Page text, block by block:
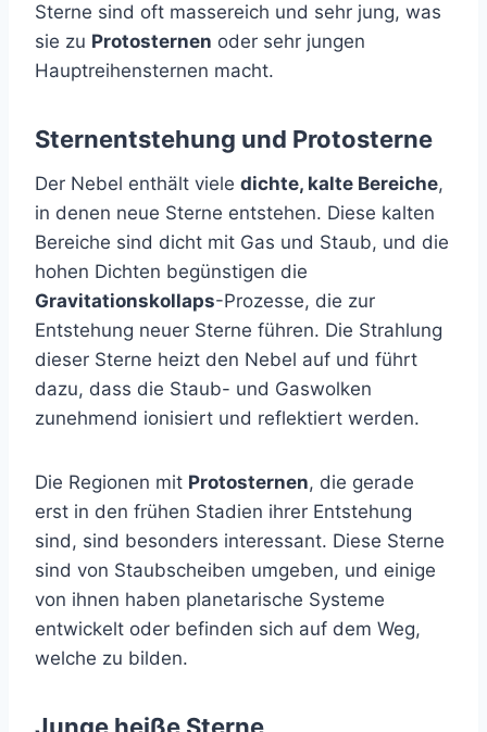
Sterne sind oft massereich und sehr jung, was
sie zu Protosternen oder sehr jungen
Hauptreihensternen macht.
Sternentstehung und Protosterne
Der Nebel enthält viele dichte, kalte Bereiche,
in denen neue Sterne entstehen. Diese kalten
Bereiche sind dicht mit Gas und Staub, und die
hohen Dichten begünstigen die
Gravitationskollaps-Prozesse, die zur
Entstehung neuer Sterne führen. Die Strahlung
dieser Sterne heizt den Nebel auf und führt
dazu, dass die Staub- und Gaswolken
zunehmend ionisiert und reflektiert werden.
Die Regionen mit Protosternen, die gerade
erst in den frühen Stadien ihrer Entstehung
sind, sind besonders interessant. Diese Sterne
sind von Staubscheiben umgeben, und einige
von ihnen haben planetarische Systeme
entwickelt oder befinden sich auf dem Weg,
welche zu bilden.